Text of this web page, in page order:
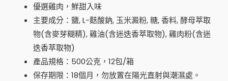
優選雞肉，鮮甜入味
主要成分：鹽, L-麩酸鈉, 玉米澱粉, 糖, 香料, 酵母萃取
物(含麥芽糊精), 雞油(含迷迭香萃取物), 雞肉粉(含迷
迭香萃取物)
產品規格：500公克，12包/箱
保存期限：18個月，勿放置在陽光直射與潮濕處。